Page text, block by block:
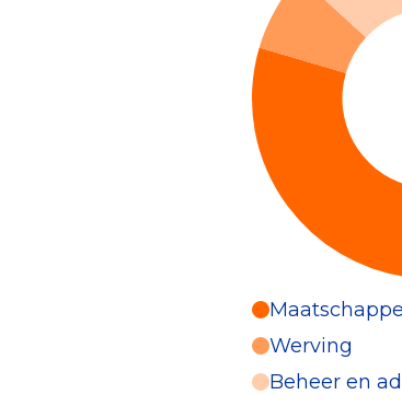
Werving
Beheer en